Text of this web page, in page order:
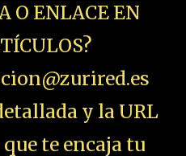
O ENLACE EN
y la URL
te encaja tu